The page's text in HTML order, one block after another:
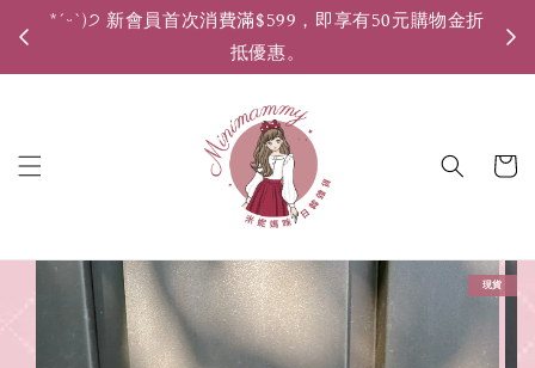
*ˊᵕˋ)੭ 新會員首次消費滿$599，即享有50元購物金折
抵優惠。
現貨